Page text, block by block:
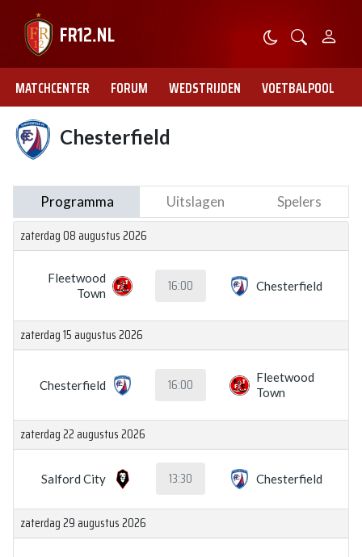
MATCHCENTER FORUM WEDSTRIJDEN VOETBALPOOL
Chesterfield
Programma Uitslagen Spelers
zaterdag 08 augustus 2026
Fleetwood
Town
16:00 Chesterfield
zaterdag 15 augustus 2026
Chesterfield 16:00
Fleetwood
Town
zaterdag 22 augustus 2026
Salford City 13:30 Chesterfield
zaterdag 29 augustus 2026